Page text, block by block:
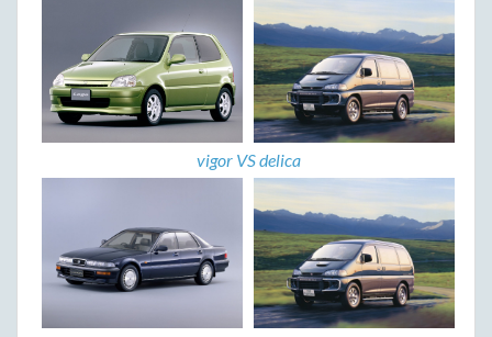
vigor VS delica